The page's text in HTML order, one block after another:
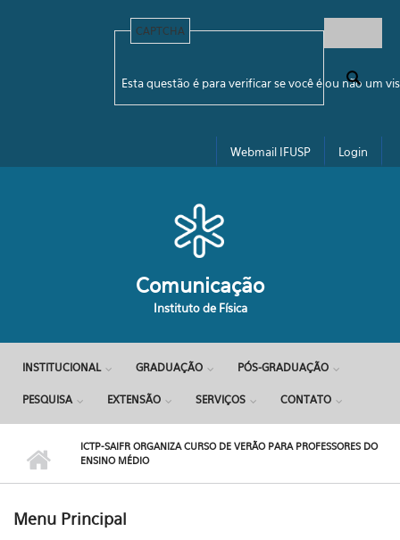
Formulário de busca
CAPTCHA
Esta questão é para verificar se você é ou não um
Webmail IFUSP Login
Comunicação
Instituto de Física
INSTITUCIONAL GRADUAÇÃO PÓS-GRADUAÇÃO
PESQUISA EXTENSÃO SERVIÇOS CONTATO
ICTP-SAIFR ORGANIZA CURSO DE VERÃO PARA PROFESSORES DO
ENSINO MÉDIO
Menu Principal